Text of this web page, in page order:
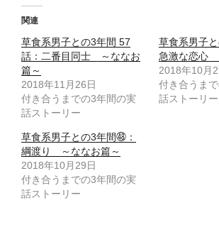
i
t
t
e
で
共
有
新
い
ウ
ィ
ン
ド
ウ
で
共
有
す
に
は
ク
し
て
く
だ
さ
い
関連
草食系男子との3年間 57
話：二番目同士 ～ななお
篇～
2018年11月26日
付き合うまでの3年間の実
話ストーリー
草食系男子
急激な恋心
2018年10月
付き合うま
話ストーリー
草食系男子との3年間㊽：
綱渡り ～ななお篇～
2018年10月29日
付き合うまでの3年間の実
話ストーリー